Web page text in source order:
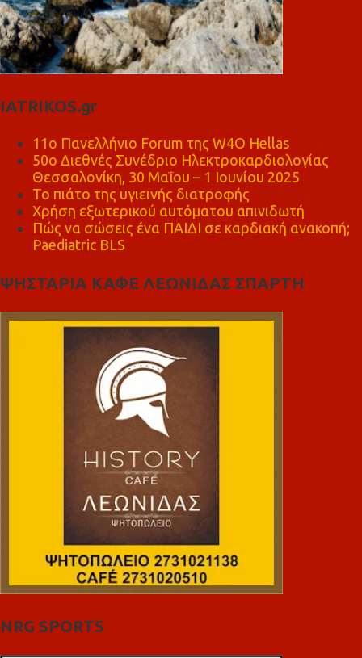
IATRIKOS.gr
11ο Πανελλήνιο Forum της W4O Hellas
50ο Διεθνές Συνέδριο Ηλεκτροκαρδιολογίας
Θεσσαλονίκη, 30 Μαΐου – 1 Ιουνίου 2025
Το πιάτο της υγιεινής διατροφής
Χρήση εξωτερικού αυτόματου απινιδωτή
Πώς να σώσεις ένα ΠΑΙΔΙ σε καρδιακή ανακοπή;
Paediatric BLS
ΨΗΣΤΑΡΙΑ ΚΑΦΕ ΛΕΩΝΙΔΑΣ ΣΠΑΡΤΗ
NRG SPORTS